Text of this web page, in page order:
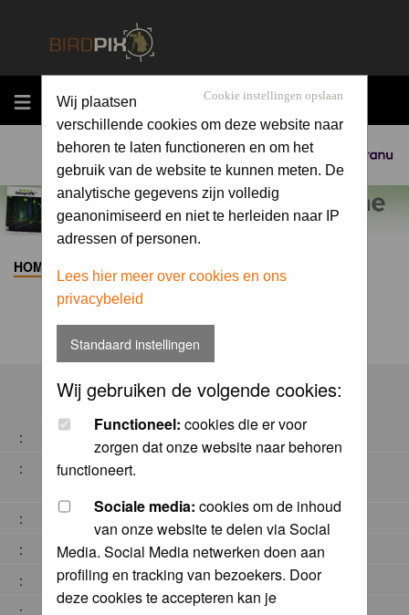
MENU
Sponsored by
Cookie instellingen opslaan
Wij plaatsen
verschillende cookies om deze website naar
behoren te laten functioneren en om het
gebruik van de website te kunnen meten. De
analytische gegevens zijn volledig
geanonimiseerd en niet te herleiden naar IP
adressen of personen.
Lees hier meer over cookies en ons
privacybeleid
Standaard instellingen
Wij gebruiken de volgende cookies:
Functioneel: cookies die er voor
zorgen dat onze website naar behoren
functioneert.
Sociale media: cookies om de inhoud
van onze website te delen via Social
Media. Social Media netwerken doen aan
profiling en tracking van bezoekers. Door
deze cookies te accepteren kan je
HOME > ALBUM
:
:
:
:
:
: